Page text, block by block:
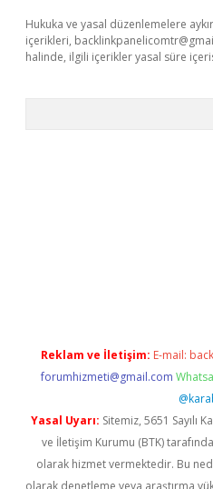
Hukuka ve yasal düzenlemelere
içerikleri,
halinde, ilgili içerikler yasal süre
Reklam ve İletişim: E-mail:
forumhizmeti@gmail.com
Yasal Uyarı: Sitemiz, 5651 Sayılı
ve İletişim Kurumu (BTK)
olarak hizmet vermektedir. Bu
olarak denetleme veya araştırma